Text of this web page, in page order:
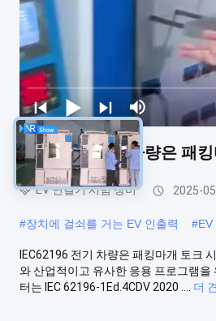
IEC62196 전기 차량은 패
EV 연결기 시험 장비 2025-
#장치에 걸쇠를 거는 EV 인출력 #EV
IEC62196 전기 차량은 패킹마개 토크
와 산업적이고 유사한 응용 프로그램을
터는 IEC 62196-1Ed.4CDV 2020 ....
더